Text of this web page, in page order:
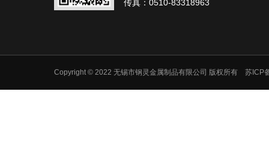
传真：0510-83318963
Copyright © 2022 无锡市钢灵金属制品有限公司 版权所有 苏